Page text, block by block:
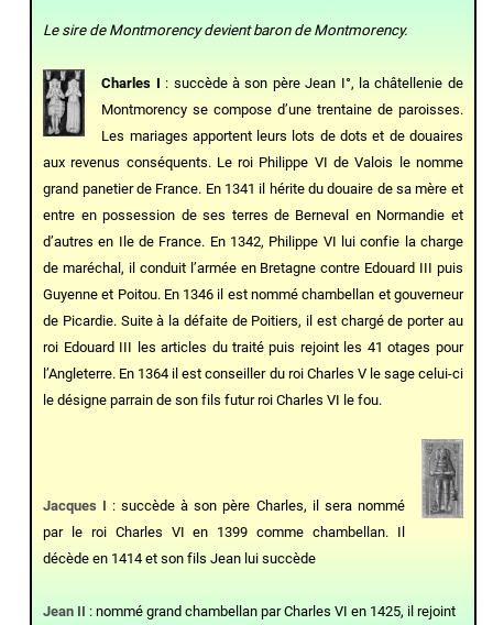
Le sire de Montmorency devient baron de Montmorency.
Charles I : succède à son père Jean I°, la châtellenie de
Montmorency se compose d’une trentaine de paroisses.
Les mariages apportent leurs lots de dots et de douaires
aux revenus conséquents. Le roi Philippe VI de Valois le nomme
grand panetier de France. En 1341 il hérite du douaire de sa mère et
entre en possession de ses terres de Berneval en Normandie et
d’autres en Ile de France. En 1342, Philippe VI lui confie la charge
de maréchal, il conduit l’armée en Bretagne contre Edouard III puis
Guyenne et Poitou. En 1346 il est nommé chambellan et gouverneur
de Picardie. Suite à la défaite de Poitiers, il est chargé de porter au
roi Edouard III les articles du traité puis rejoint les 41 otages pour
l’Angleterre. En 1364 il est conseiller du roi Charles V le sage celui-ci
le désigne parrain de son fils futur roi Charles VI le fou.
Jacques I : succède à son père Charles, il sera nommé
par le roi Charles VI en 1399 comme chambellan. Il
décède en 1414 et son fils Jean lui succède
Jean II : nommé grand chambellan par Charles VI en 1425, il rejoint